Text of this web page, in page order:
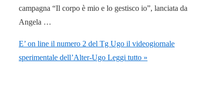
campagna “Il corpo è mio e lo gestisco io”, lanciata da
Angela …
E’ on line il numero 2 del Tg Ugo il videogiornale
sperimentale dell’Alter-Ugo Leggi tutto »